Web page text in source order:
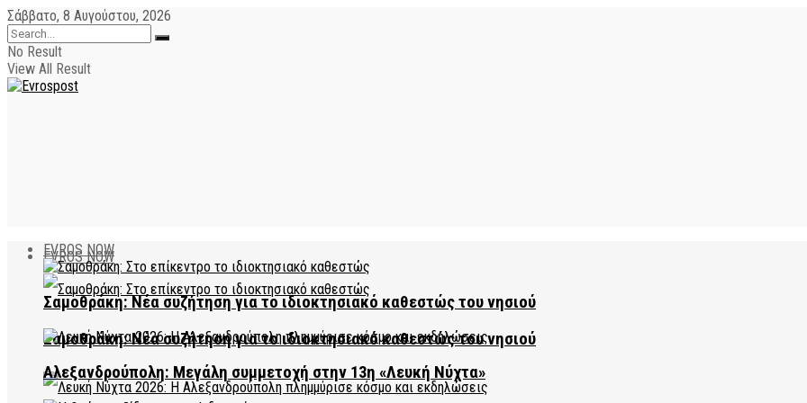
Σάββατο, 8 Αυγούστου, 2026
No Result
View All Result
EVROS NOW
Σαμοθράκη: Νέα συζήτηση για το ιδιοκτησιακό καθεστώς του νησιού
EVROS NOW
Σαμοθράκη: Νέα συζήτηση για το ιδιοκτησιακό καθεστώς του νησιού
Αλεξανδρούπολη: Μεγάλη συμμετοχή στην 13η «Λευκή Νύχτα»